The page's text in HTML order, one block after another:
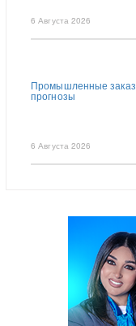
6 Августа 2026
Промышленные
прогнозы
6 Августа 2026